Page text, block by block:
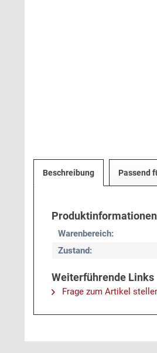
Beschreibung Passend
Warenbereich:
Zustand:
Weiterführende Links
Frage zum Artikel